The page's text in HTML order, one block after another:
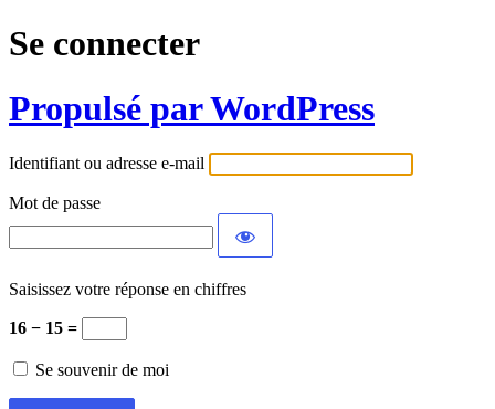
Se connecter
Propulsé par WordPress
Identifiant ou adresse e-mail
Mot de passe
Saisissez votre réponse en chiffres
16 − 15 =
Se souvenir de moi